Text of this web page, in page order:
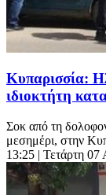
Κυπαρισσία:
ιδιοκτήτη
Σοκ από τη
μεσημέρι, στην
13:25 | Τετάρτη 07